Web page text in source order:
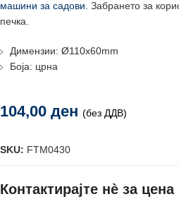
машини за садови . Забрането за
печка.
Димензии: Ø110х60mm
Боја: црна
104,00 ден (без ДДВ)
SKU: FTM0430
Контактирајте нè за цена